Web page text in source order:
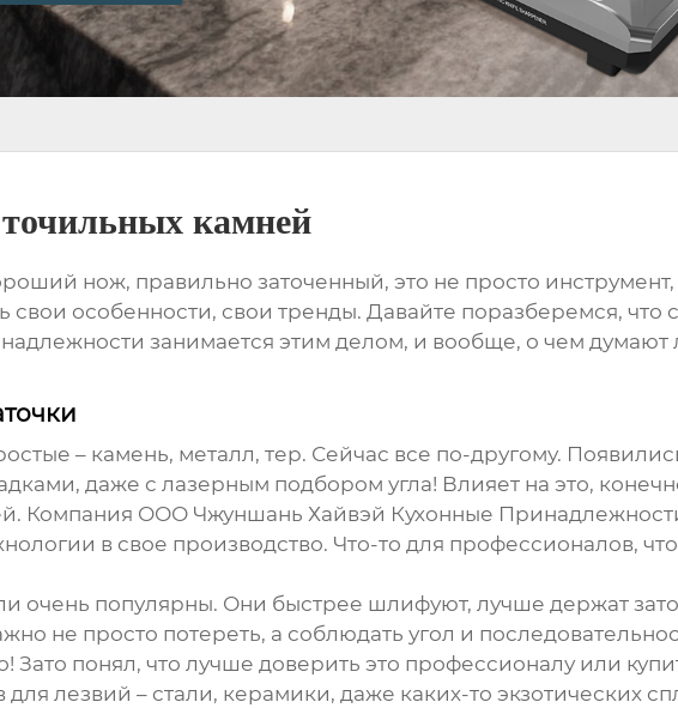
камней
нож, правильно заточенный, это не просто
свои особенности, свои тренды. Давайте поразберемся,
занимается этим делом, и вообще, о чем думают
– камень, металл, тер. Сейчас все по-другому.
даже с лазерным подбором угла! Влияет на это,
Компания ООО Чжуншань Хайвэй Кухонные
в свое производство. Что-то для профессионалов,
очень популярны. Они быстрее шлифуют, лучше держат
не просто потереть, а соблюдать угол и
Зато понял, что лучше доверить это профессионалу или
лезвий – стали, керамики, даже каких-то экзотических